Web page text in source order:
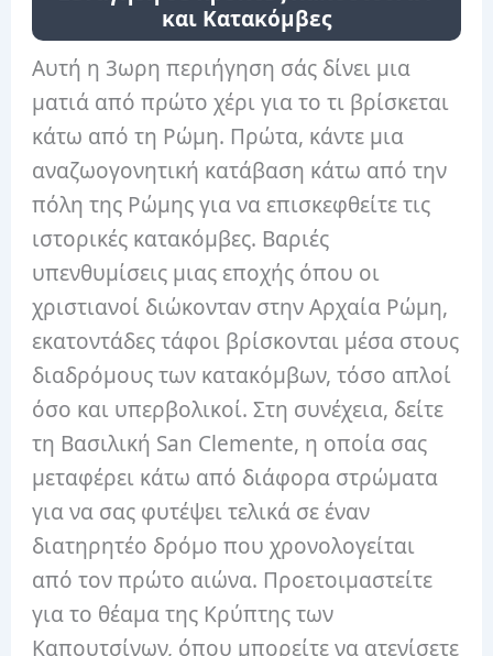
και Κατακόμβες
Αυτή η 3ωρη περιήγηση σάς δίνει μια
ματιά από πρώτο χέρι για το τι βρίσκεται
κάτω από τη Ρώμη. Πρώτα, κάντε μια
αναζωογονητική κατάβαση κάτω από την
πόλη της Ρώμης για να επισκεφθείτε τις
ιστορικές κατακόμβες. Βαριές
υπενθυμίσεις μιας εποχής όπου οι
χριστιανοί διώκονταν στην Αρχαία Ρώμη,
εκατοντάδες τάφοι βρίσκονται μέσα στους
διαδρόμους των κατακόμβων, τόσο απλοί
όσο και υπερβολικοί. Στη συνέχεια, δείτε
τη Βασιλική San Clemente, η οποία σας
μεταφέρει κάτω από διάφορα στρώματα
για να σας φυτέψει τελικά σε έναν
διατηρητέο ​​δρόμο που χρονολογείται
από τον πρώτο αιώνα. Προετοιμαστείτε
για το θέαμα της Κρύπτης των
Καπουτσίνων, όπου μπορείτε να ατενίσετε